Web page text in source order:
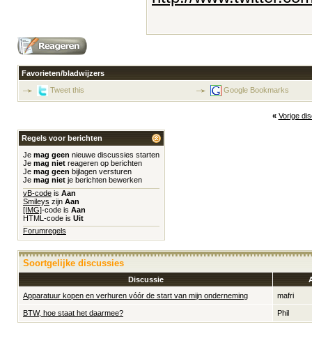
Favorieten/bladwijzers
Tweet this
Google Bookmarks
« Vorige
Regels voor berichten
Je mag geen nieuwe discussies starten
Je mag niet reageren op berichten
Je mag geen bijlagen versturen
Je mag niet je berichten bewerken
vB-code is Aan
Smileys zijn Aan
[IMG]-code is Aan
HTML-code is Uit
Forumregels
Soortgelijke discussies
Discussie
Apparatuur kopen en verhuren vóór de start van mijn onderneming
mafri
BTW, hoe staat het daarmee? Phil